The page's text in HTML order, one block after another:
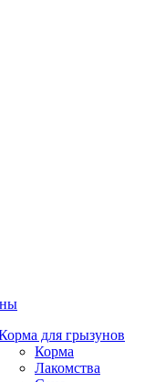
для грызунов
Корма
Лакомства